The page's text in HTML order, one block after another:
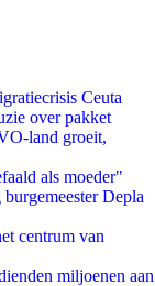
Ceuta
over pakket
land groeit,
als moeder"
Depla
centrum van
miljoenen aan